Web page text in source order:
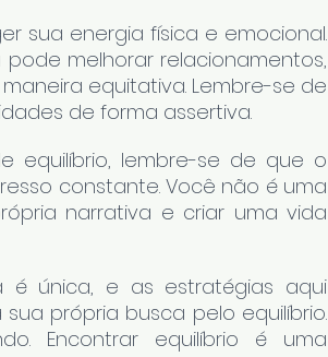
sua energia física e emocional.
melhorar relacionamentos,
equitativa. Lembre-se de
de forma assertiva.
equilíbrio, lembre-se de que o
constante. Você não é uma
narrativa e criar uma vida
é única, e as estratégias aqui
própria busca pelo equilíbrio.
Encontrar equilíbrio é uma